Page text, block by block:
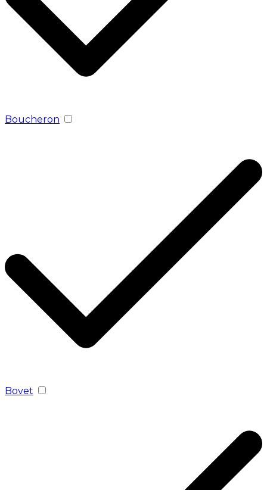
Boucheron
Bovet